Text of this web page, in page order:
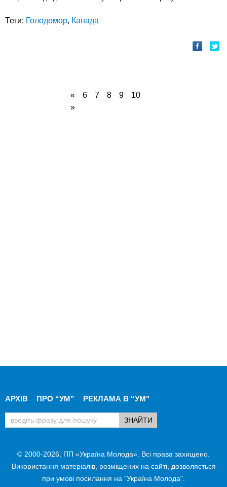
Теги: Голодомор, Канада
« 6 7 8 9
10
»
АРХІВ ПРО “УМ” РЕКЛАМА В “УМ"
© 2000-2026, ПП «Україна Молода». Всі права захищено.
Використання матеріалів, розміщених на сайті, дозволяється
при умові посилання на "Україна Молода".